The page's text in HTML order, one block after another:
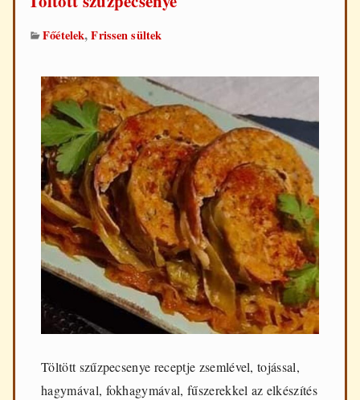
Főételek,Frissen sültek
Töltött szűzpecsenye receptje zsemlével, tojással,
hagymával, fokhagymával, fűszerekkel az elkészítés